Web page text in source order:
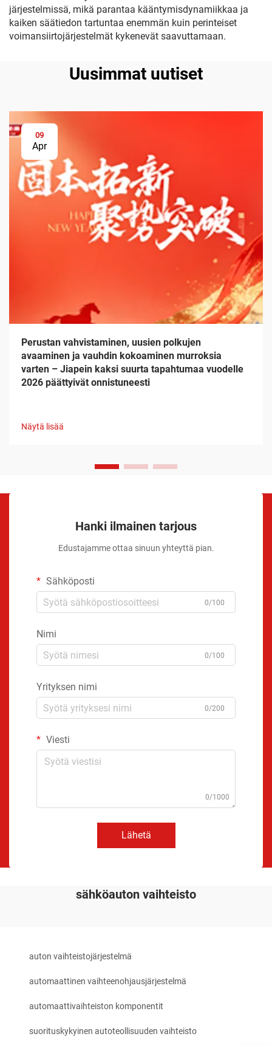
järjestelmissä, mikä parantaa kääntymisdynamiikkaa ja
kaiken säätiedon tartuntaa enemmän kuin perinteiset
voimansiirtojärjestelmät kykenevät saavuttamaan.
Uusimmat uutiset
09
Apr
Perustan vahvistaminen, uusien polkujen
avaaminen ja vauhdin kokoaminen murroksia
varten – Jiapein kaksi suurta tapahtumaa vuodelle
2026 päättyivät onnistuneesti
Näytä lisää
Hanki ilmainen tarjous
Edustajamme ottaa sinuun yhteyttä pian.
Sähköposti
0/100
Nimi
0/100
Yrityksen nimi
0/200
Viesti
0/1000
Lähetä
sähköauton vaihteisto
auton vaihteistojärjestelmä
automaattinen vaihteenohjausjärjestelmä
automaattivaihteiston komponentit
suorituskykyinen autoteollisuuden vaihteisto